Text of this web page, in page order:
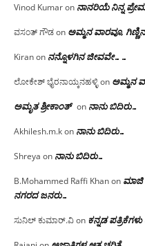
Vinod Kumaron ನಾನರಿಯೆ ನಿನ್ನ
ವಸಂತ್ ಗೌಡon ಅಮ್ಮನ ವಾರವೂ,
Kiranon ನನ್ನೊಳಗಿನ ಜೀವವೇ……
ಲೋಕೇಶ್ ಭೈರನಾಯ್ಕನಹಳ್ಳಿon ಅಮ್ಮನ
ಅಮೃತ ಶ್ರೀಕಾಂತ್ on ನಾನು ಬಿದಿರು…
Akhilesh.m.kon ನಾನು ಬಿದಿರು…
Shreya on ನಾನು ಬಿದಿರು…
B.Mohammed Raffi Khanon ಮಾಜಿ
ನಗರದ ಜನರು…
ಸುನಿಲ್ ಕುಮಾರ್.ವಿon ಕನ್ನಡ